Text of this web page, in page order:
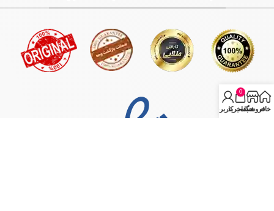
خانهفروشگاه
0
سبد خرید
حساب کاربری من